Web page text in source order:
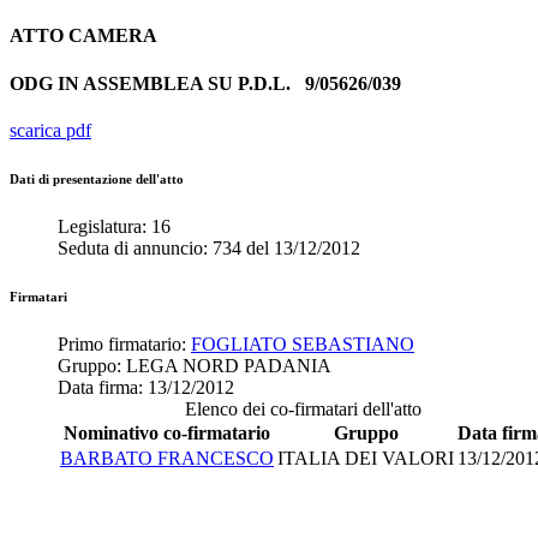
ATTO CAMERA
ODG IN ASSEMBLEA SU P.D.L. 9/05626/039
scarica pdf
Dati di presentazione dell'atto
Legislatura: 16
Seduta di annuncio: 734 del 13/12/2012
Firmatari
Primo firmatario: FOGLIATO SEBASTIANO
Gruppo: LEGA NORD PADANIA
Data firma: 13/12/2012
Elenco dei co-firmatari dell'atto
Nominativo co-firmatario
Gruppo
Data
BARBATO FRANCESCO ITALIA DEI VALORI 13/12/